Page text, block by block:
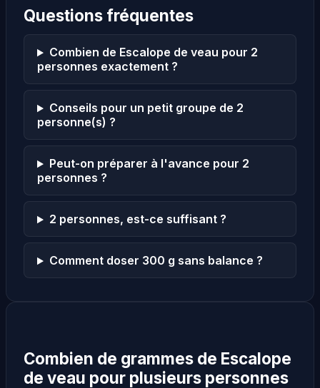
Questions fréquentes
Combien de Escalope de veau pour 2
personnes exactement ?
Conseils pour un petit groupe de 2
personne(s) ?
Peut-on préparer à l'avance pour 2
personnes ?
2 personnes, est-ce suffisant ?
Comment doser 300 g sans balance ?
Combien de grammes de Escalope
de veau pour plusieurs personnes